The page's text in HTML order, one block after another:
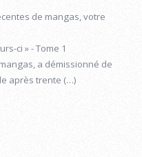
de mangas, votre
ci » - Tome 1
a démissionné de
après trente (…)